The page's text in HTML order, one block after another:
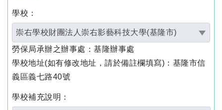
學校：
崇右學校財團法人崇右影藝科技大學(基隆市)
勞保局承辦之辦事處 ：基隆辦事處
學校地址(如有修改地址，請於備註欄填寫) ：基隆市信
義區義七路40號
學校補充說明：